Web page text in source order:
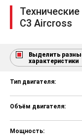
Помощь
C3 Aircross
Выделить
характеристики
Тип двигателя:
Объём двигателя:
Мощность: